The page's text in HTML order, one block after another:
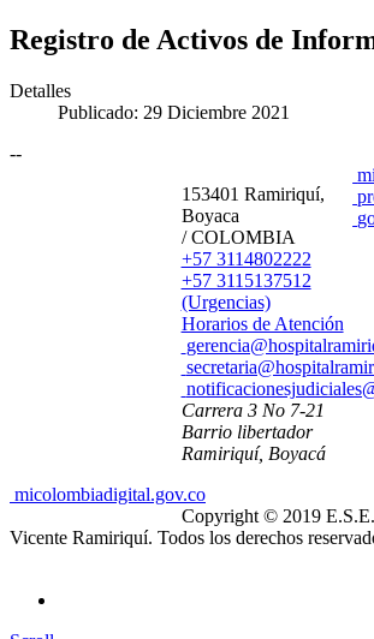
Registro de Activos de
Detalles
Publicado: 29 Diciembre 2021
--
153401 Ramiriquí,
Boyaca
/ COLOMBIA
+57 3114802222
+57 3115137512
(Urgencias)
Horarios de Atención
Carrera 3 No 7-21
Barrio libertador
Ramiriquí, Boyacá
micolombiadigital.gov.co
Copyright © 2019
Vicente Ramiriquí. Todos los derechos